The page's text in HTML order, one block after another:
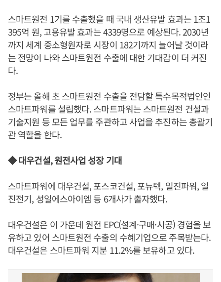
스마트원전 1기를 수출했을 때 국내 생산유발 효과는 1조1
395억 원, 고용유발 효과는 4339명으로 예상된다. 2030년
까지 세계 중소형원자로 시장이 182기까지 늘어날 것이라
는 전망이 나와 스마트원전 수출에 대한 기대감이 더 커진
다.
정부는 올해 초 스마트원전 수출을 전담할 특수목적법인인
스마트파워를 설립했다. 스마트파워는 스마트원전 건설과
기술지원 등 모든 업무를 주관하고 사업을 추진하는 총괄기
관 역할을 한다.
◆ 대우건설, 원전사업 성장 기대
스마트파워에 대우건설, 포스코건설, 포뉴텍, 일진파워, 일
진전기, 성일에스아이엠 등 6개사가 출자했다.
대우건설은 이 가운데 원전 EPC(설계·구매·시공) 경험을 보
유하고 있어 스마트원전 수출의 수혜기업으로 주목받는다.
대우건설은 스마트파워 지분 11.2%를 보유하고 있다.